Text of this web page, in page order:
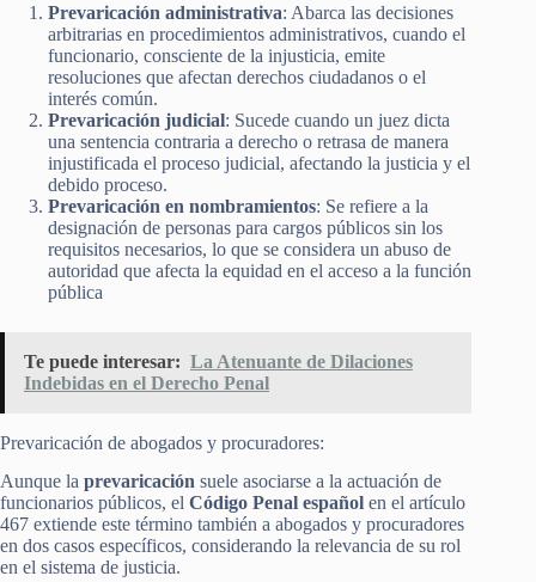
Prevaricación administrativa: Abarca las decisiones
arbitrarias en procedimientos administrativos, cuando el
funcionario, consciente de la injusticia, emite
resoluciones que afectan derechos ciudadanos o el
interés común.
Prevaricación judicial: Sucede cuando un juez dicta
una sentencia contraria a derecho o retrasa de manera
injustificada el proceso judicial, afectando la justicia y el
debido proceso.
Prevaricación en nombramientos: Se refiere a la
designación de personas para cargos públicos sin los
requisitos necesarios, lo que se considera un abuso de
autoridad que afecta la equidad en el acceso a la función
pública​
Te puede interesar: La Atenuante de Dilaciones
Indebidas en el Derecho Penal
Prevaricación de abogados y procuradores:
Aunque la prevaricación suele asociarse a la actuación de
funcionarios públicos, el Código Penal español en el artículo
467 extiende este término también a abogados y procuradores
en dos casos específicos, considerando la relevancia de su rol
en el sistema de justicia.